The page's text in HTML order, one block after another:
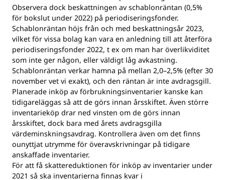
Observera dock beskattningen av schablonräntan (0,5%
för bokslut under 2022) på periodiseringsfonder.
Schablonräntan höjs från och med beskattningsår 2023,
vilket för vissa bolag kan vara en anledning till att återföra
periodiseringsfonder 2022, t ex om man har överlikviditet
som inte ger någon, eller väldigt låg avkastning.
Schablonräntan verkar hamna på mellan 2,0–2,5% (efter 30
november vet vi exakt), och den räntan är inte avdragsgill.
Planerade inköp av förbrukningsinventarier kanske kan
tidigareläggas så att de görs innan årsskiftet. Även större
inventarieköp drar ned vinsten om de görs innan
årsskiftet, dock bara med årets avdragsgilla
värdeminskningsavdrag. Kontrollera även om det finns
ounyttjat utrymme för överavskrivningar på tidigare
anskaffade inventarier.
För att få skattereduktionen för inköp av inventarier under
2021 så ska inventarierna finnas kvar i